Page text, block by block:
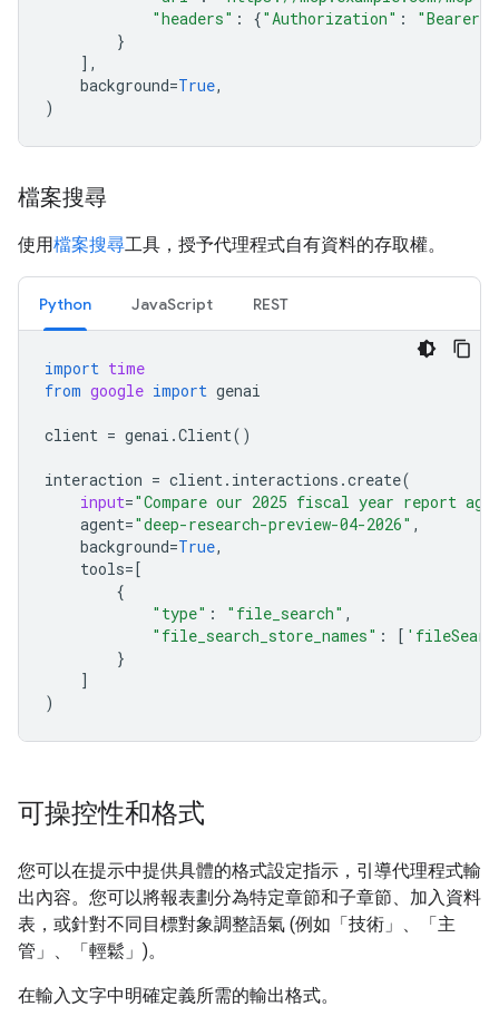
"headers" : {"Authorization" :
"Bearer
}
],
background=True,
)
檔案搜尋
使用檔案搜尋工具，授予代理程式自有資料的存取權。
Python JavaScript REST
import time
from google import genai
client = genai .Client()
interaction = client. interactions .create(
input="Compare our 2025 fiscal year report
agent="deep-research-preview-04-2026" ,
background=True,
tools=[
{
"type" : "file_search" ,
"file_search_store_names" : [
}
]
)
可操控性和格式
您可以在提示中提供具體的格式設定指示，引導代理程式輸
出內容。您可以將報表劃分為特定章節和子章節、加入資料
表，或針對不同目標對象調整語氣 (例如「技術」、「主
管」、「輕鬆」)。
在輸入文字中明確定義所需的輸出格式。